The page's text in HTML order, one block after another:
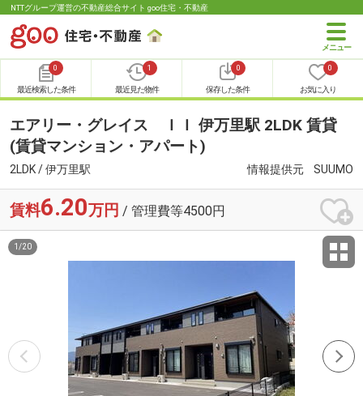
NTTグループ運営の不動産総合サイト goo住宅・不動産
0
最近検索した条件
1
最近見た物件
0
保存した条件
0
お気に入り
エアリー・グレイス ＩＩ 伊万里駅 2LDK 賃貸
(賃貸マンション・アパート)
2LDK / 伊万里駅 情報提供元 SUUMO
賃料6.20万円 / 管理費等4500円
1 /20